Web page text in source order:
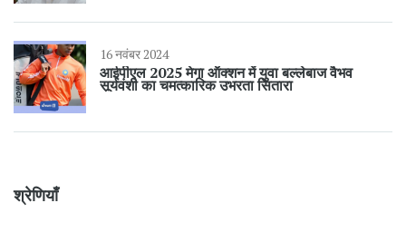
16 नवंबर 2024
आईपीएल 2025 मेगा ऑक्शन में युवा बल्लेबाज वैभव
सूर्यवंशी का चमत्कारिक उभरता सितारा
श्रेणियाँ